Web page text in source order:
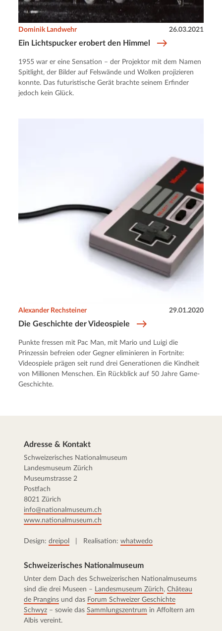
Ein Lichtspucker erobert den Himmel
Dominik Landwehr 26.03.2021
1955 war er eine Sensation – der Projektor mit dem Namen
Spitlight, der Bilder auf Felswände und Wolken projizieren
konnte. Das futuristische Gerät brachte seinem Erfinder
jedoch kein Glück.
Die Geschichte der Videospiele
Alexander Rechsteiner 29.01.2020
Punkte fressen mit Pac Man, mit Mario und Luigi die
Prinzessin befreien oder Gegner eliminieren in Fortnite:
Videospiele prägen seit rund drei Generationen die Kindheit
von Millionen Menschen. Ein Rückblick auf 50 Jahre Game-
Geschichte.
Adresse & Kontakt
Schweizerisches Nationalmuseum
Landesmuseum Zürich
Museumstrasse 2
Postfach
8021 Zürich
info@nationalmuseum.ch
www.nationalmuseum.ch
Design: dreipol | Realisation: whatwedo
Schweizerisches Nationalmuseum
Unter dem Dach des Schweizerischen Nationalmuseums
sind die drei Museen – Landesmuseum Zürich, Château
de Prangins und das Forum Schweizer Geschichte
Schwyz – sowie das Sammlungszentrum in Affoltern am
Albis vereint.